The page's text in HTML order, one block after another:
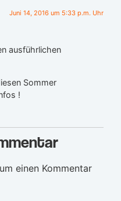
Juni 14, 2016 um 5:33 p.m. Uhr
ausführlichen
Sommer
!
einen Kommentar